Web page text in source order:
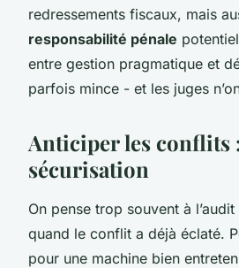
redressements fiscaux, mais
responsabilité pénale
entre gestion pragmatique et
parfois mince - et les juges
Anticiper les conflits
sécurisation
On pense trop souvent à
quand le conflit a déjà éclaté.
pour une machine bien